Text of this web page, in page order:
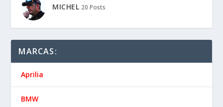
MICHEL 20 Posts
MARCAS:
Aprilia
BMW